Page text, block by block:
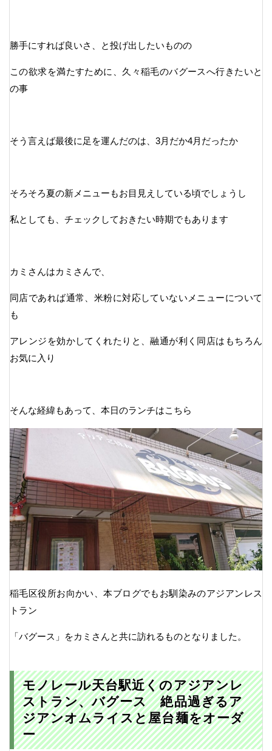
勝手にすれば良いさ、と投げ出したいものの
この欲求を満たすために、久々稲毛のバグースへ行きたいと
の事
そう言えば最後に足を運んだのは、3月だか4月だったか
そろそろ夏の新メニューもお目見えしている頃でしょうし
私としても、チェックしておきたい時期でもあります
カミさんはカミさんで、
同店であれば通常、米粉に対応していないメニューについて
も
アレンジを効かしてくれたりと、融通が利く同店はもちろん
お気に入り
そんな経緯もあって、本日のランチはこちら
稲毛区役所お向かい、本ブログでもお馴染みのアジアンレス
トラン
「バグース」をカミさんと共に訪れるものとなりました。
モノレール天台駅近くのアジアンレ
ストラン、バグース 絶品過ぎるア
ジアンオムライスと屋台麺をオーダ
ー